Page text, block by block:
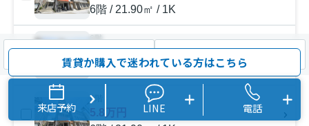
6階 / 21.90㎡ / 1K
6階
5.8万円
6階 / 21.90㎡ / 1K
6階
5.8万円
検索条件を変更 まとめてお問い合わせ
賃貸か購入で迷われている方はこちら
来店予約 LINE 電話